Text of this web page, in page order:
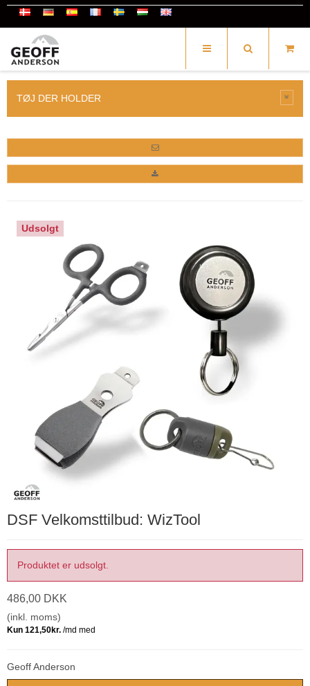
TØJ DER HOLDER
Udsolgt
DSF Velkomsttilbud: WizTool
Produktet er udsolgt.
486,00 DKK
(inkl. moms)
Geoff Anderson